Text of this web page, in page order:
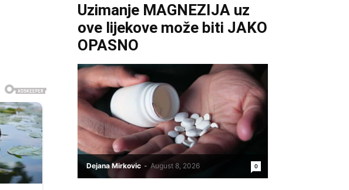
Uzimanje MAGNEZIJA uz
ove lijekove može biti JAKO
OPASNO
Dejana Mirkovic - August 8, 2026 0